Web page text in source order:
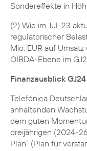
Sondereffekte in
(2) Wie im Jul-23
regulatorischer
Mio. EUR auf
OIBDA-Ebene im
Finanzausblick GJ24
Telefónica
anhaltenden
dem guten
dreijährigen (2024-
Plan“ (Plan für